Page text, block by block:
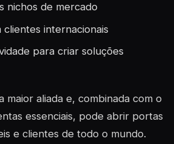
nichos de mercado
clientes internacionais
para criar soluções
maior aliada e, combinada com o
essenciais, pode abrir portas
e clientes de todo o mundo.